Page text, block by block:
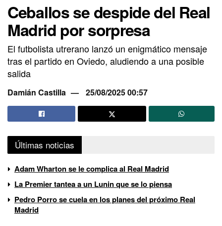
Ceballos se despide del Real
Madrid por sorpresa
El futbolista utrerano lanzó un enigmático mensaje
tras el partido en Oviedo, aludiendo a una posible
salida
Damián Castilla 25/08/2025 00:57
Últimas noticias
Adam Wharton se le complica al Real Madrid
La Premier tantea a un Lunin que se lo piensa
Pedro Porro se cuela en los planes del próximo Real
Madrid